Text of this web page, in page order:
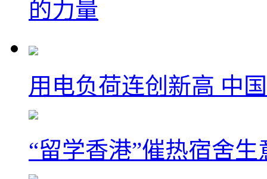
的力量
用电负荷连创新高 中
“留学香港”催热宿舍